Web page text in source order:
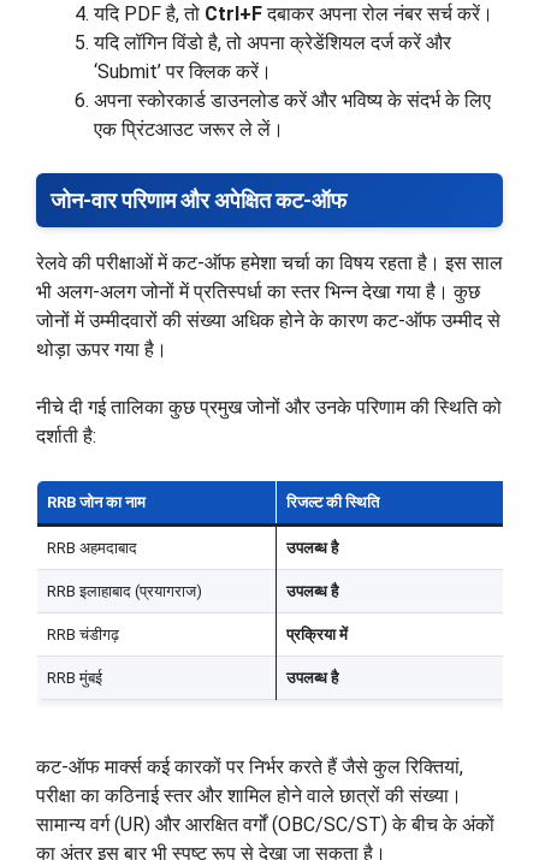
यदि PDF है, तो Ctrl+Fदबाकर अपना रोल नंबर सर्च करें।
यदि लॉगिन विंडो है, तो अपना क्रेडेंशियल दर्ज करें और
‘Submit’ पर क्लिक करें।
अपना स्कोरकार्ड डाउनलोड करें और भविष्य के संदर्भ के लिए
एक प्रिंटआउट जरूर ले लें।
जोन-वार परिणाम और अपेक्षित कट-ऑफ
रेलवे की परीक्षाओं में कट-ऑफ हमेशा चर्चा का विषय रहता है। इस साल
भी अलग-अलग जोनों में प्रतिस्पर्धा का स्तर भिन्न देखा गया है। कुछ
जोनों में उम्मीदवारों की संख्या अधिक होने के कारण कट-ऑफ उम्मीद से
थोड़ा ऊपर गया है।
नीचे दी गई तालिका कुछ प्रमुख जोनों और उनके परिणाम की स्थिति को
दर्शाती है:
RRB जोन का नाम रिजल्ट की स्थिति
RRB अहमदाबाद उपलब्ध है
RRB इलाहाबाद (प्रयागराज) उपलब्ध है
RRB चंडीगढ़ प्रक्रिया में
RRB मुंबई उपलब्ध है
कट-ऑफ मार्क्स कई कारकों पर निर्भर करते हैं जैसे कुल रिक्तियां,
परीक्षा का कठिनाई स्तर और शामिल होने वाले छात्रों की संख्या।
सामान्य वर्ग (UR) और आरक्षित वर्गों (OBC/SC/ST) के बीच के अंकों
का अंतर इस बार भी स्पष्ट रूप से देखा जा सकता है।